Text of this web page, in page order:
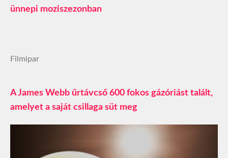
ünnepi moziszezonban
Filmipar
A James Webb űrtávcső 600 fokos gázóriást talált,
amelyet a saját csillaga süt meg